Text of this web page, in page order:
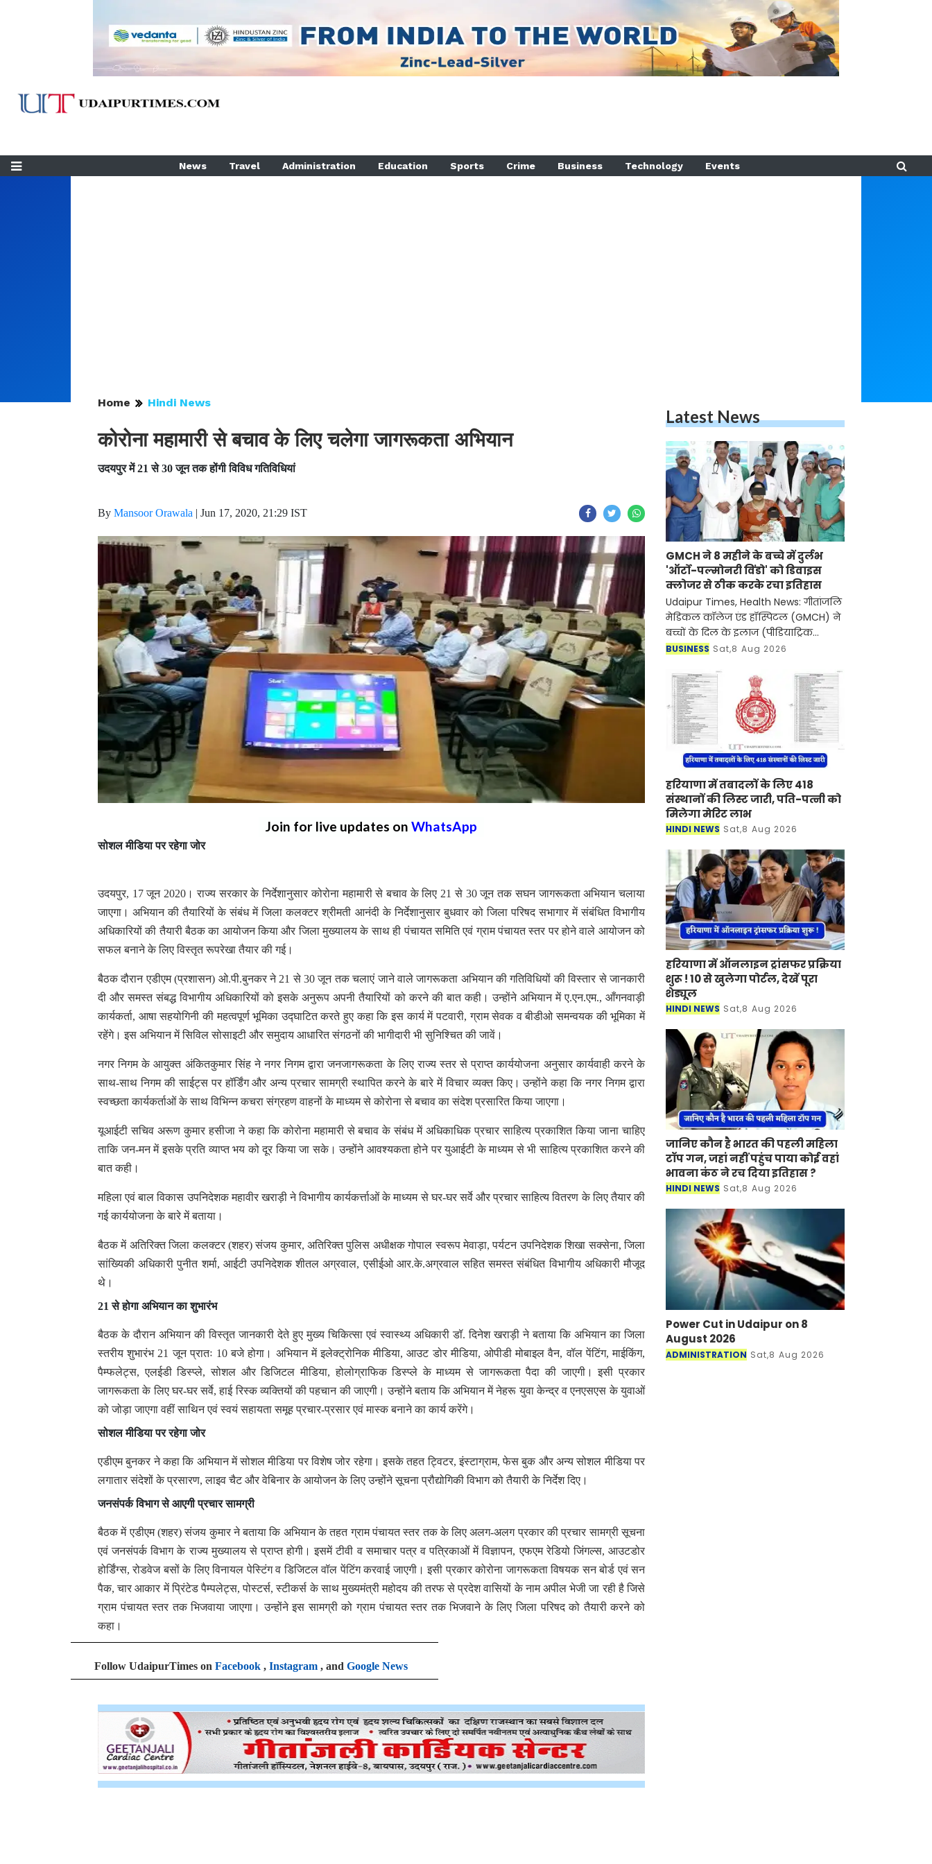
News Travel Administration Education Sports Crime Business Technology Events
Home Hindi News
कोरोना महामारी से बचाव के लिए चलेगा जागरूकता अभियान
उदयपुर में 21 से 30 जून तक होंगी विविध गतिविधियां
By Mansoor Orawala | Jun 17, 2020, 21:29 IST
Join for live updates on WhatsApp
सोशल मीडिया पर रहेगा जोर
उदयपुर, 17 जून 2020। राज्य सरकार के निर्देशानुसार कोरोना महामारी से बचाव के लिए 21 से 30 जून तक सघन जागरूकता अभियान चलाया
जाएगा। अभियान की तैयारियों के संबंध में जिला कलक्टर श्रीमती आनंदी के निर्देशानुसार बुधवार को जिला परिषद सभागार में संबंधित विभागीय
अधिकारियों की तैयारी बैठक का आयोजन किया और जिला मुख्यालय के साथ ही पंचायत समिति एवं ग्राम पंचायत स्तर पर होने वाले आयोजन को
सफल बनाने के लिए विस्तृत रूपरेखा तैयार की गई।
बैठक दौरान एडीएम (प्रशासन) ओ.पी.बुनकर ने 21 से 30 जून तक चलाएं जाने वाले जागरूकता अभियान की गतिविधियों की विस्तार से जानकारी
दी और समस्त संबद्ध विभागीय अधिकारियों को इसके अनुरूप अपनी तैयारियों को करने की बात कही। उन्होंने अभियान में ए.एन.एम., आँगनवाड़ी
कार्यकर्ता, आषा सहयोगिनी की महत्वपूर्ण भूमिका उद्घाटित करते हुए कहा कि इस कार्य में पटवारी, ग्राम सेवक व बीडीओ समन्वयक की भूमिका में
रहेंगे। इस अभियान में सिविल सोसाइटी और समुदाय आधारित संगठनों की भागीदारी भी सुनिश्चित की जावें।
नगर निगम के आयुक्त अंकितकुमार सिंह ने नगर निगम द्वारा जनजागरूकता के लिए राज्य स्तर से प्राप्त कार्ययोजना अनुसार कार्यवाही करने के
साथ-साथ निगम की साईट्स पर हॉर्डिंग और अन्य प्रचार सामग्री स्थापित करने के बारे में विचार व्यक्त किए। उन्होंने कहा कि नगर निगम द्वारा
स्वच्छता कार्यकर्ताओं के साथ विभिन्न कचरा संग्रहण वाहनों के माध्यम से कोरोना से बचाव का संदेश प्रसारित किया जाएगा।
यूआईटी सचिव अरूण कुमार हसीजा ने कहा कि कोरोना महामारी से बचाव के संबंध में अधिकाधिक प्रचार साहित्य प्रकाशित किया जाना चाहिए
ताकि जन-मन में इसके प्रति व्याप्त भय को दूर किया जा सके। उन्होंने आवश्यकता होने पर युआईटी के माध्यम से भी साहित्य प्रकाशित करने की
बात कही।
महिला एवं बाल विकास उपनिदेशक महावीर खराड़ी ने विभागीय कार्यकर्त्ताओं के माध्यम से घर-घर सर्वे और प्रचार साहित्य वितरण के लिए तैयार की
गई कार्ययोजना के बारे में बताया।
बैठक में अतिरिक्त जिला कलक्टर (शहर) संजय कुमार, अतिरिक्त पुलिस अधीक्षक गोपाल स्वरूप मेवाड़ा, पर्यटन उपनिदेशक शिखा सक्सेना, जिला
सांख्यिकी अधिकारी पुनीत शर्मा, आईटी उपनिदेशक शीतल अग्रवाल, एसीईओ आर.के.अग्रवाल सहित समस्त संबंधित विभागीय अधिकारी मौजूद
थे।
21 से होगा अभियान का शुभारंभ
बैठक के दौरान अभियान की विस्तृत जानकारी देते हुए मुख्य चिकित्सा एवं स्वास्थ्य अधिकारी डॉ. दिनेश खराड़ी ने बताया कि अभियान का जिला
स्तरीय शुभारंभ 21 जून प्रातः 10 बजे होगा। अभियान में इलेक्ट्रोनिक मीडिया, आउट डोर मीडिया, ओपीडी मोबाइल वैन, वॉल पेंटिंग, माईकिंग,
पैम्फलेट्स, एलईडी डिस्प्ले, सोशल और डिजिटल मीडिया, होलोग्राफिक डिस्प्ले के माध्यम से जागरूकता पैदा की जाएगी। इसी प्रकार
जागरूकता के लिए घर-घर सर्वे, हाई रिस्क व्यक्तियों की पहचान की जाएगी। उन्होंने बताय कि अभियान में नेहरू युवा केन्द्र व एनएसएस के युवाओं
को जोड़ा जाएगा वहीं साथिन एवं स्वयं सहायता समूह प्रचार-प्रसार एवं मास्क बनाने का कार्य करेंगे।
सोशल मीडिया पर रहेगा जोर
एडीएम बुनकर ने कहा कि अभियान में सोशल मीडिया पर विशेष जोर रहेगा। इसके तहत ट्विटर, इंस्टाग्राम, फेस बुक और अन्य सोशल मीडिया पर
लगातार संदेशों के प्रसारण, लाइव चैट और वेबिनार के आयोजन के लिए उन्होंने सूचना प्रौद्योगिकी विभाग को तैयारी के निर्देश दिए।
जनसंपर्क विभाग से आएगी प्रचार सामग्री
बैठक में एडीएम (शहर) संजय कुमार ने बताया कि अभियान के तहत ग्राम पंचायत स्तर तक के लिए अलग-अलग प्रकार की प्रचार सामग्री सूचना
एवं जनसंपर्क विभाग के राज्य मुख्यालय से प्राप्त होगी। इसमें टीवी व समाचार पत्र व पत्रिकाओं में विज्ञापन, एफएम रेडियो जिंगल्स, आउटडोर
होर्डिंग्स, रोडवेज बसों के लिए विनायल पेस्टिंग व डिजिटल वॉल पेंटिंग करवाई जाएगी। इसी प्रकार कोरोना जागरूकता विषयक सन बोर्ड एवं सन
पैक, चार आकार में प्रिंटेड पैम्पलेट्स, पोस्टर्स, स्टीकर्स के साथ मुख्यमंत्री महोदय की तरफ से प्रदेश वासियों के नाम अपील भेजी जा रही है जिसे
ग्राम पंचायत स्तर तक भिजवाया जाएगा। उन्होंने इस सामग्री को ग्राम पंचायत स्तर तक भिजवाने के लिए जिला परिषद को तैयारी करने को
कहा।
Follow UdaipurTimes on Facebook , Instagram , and Google News
Latest News
GMCH ने 8 महीने के बच्चे में दुर्लभ
'ऑर्टो-पल्मोनरी विंडो' को डिवाइस
क्लोजर से ठीक करके रचा इतिहास
Udaipur Times, Health News: गीतांजलि
मेडिकल कॉलेज एंड हॉस्पिटल (GMCH) ने
बच्चों के दिल के इलाज (पीडियाट्रिक
कार्डियक केयर) के क्षेत्र में एक बड़ी उपलब्धि
बार
BUSINESS Sat,8 Aug 2026
हरियाणा में तबादलों के लिए 418
संस्थानों की लिस्ट जारी, पति-पत्नी को
मिलेगा मेरिट लाभ
HINDI NEWS Sat,8 Aug 2026
हरियाणा में ऑनलाइन ट्रांसफर प्रक्रिया
शुरू ! 10 से खुलेगा पोर्टल, देखें पूरा
शेड्यूल
HINDI NEWS Sat,8 Aug 2026
जानिए कौन है भारत की पहली महिला
टॉप गन, जहां नहीं पहुंच पाया कोई वहां
भावना कंठ ने रच दिया इतिहास ?
HINDI NEWS Sat,8 Aug 2026
Power Cut in Udaipur on 8
August 2026
ADMINISTRATION Sat,8 Aug 2026